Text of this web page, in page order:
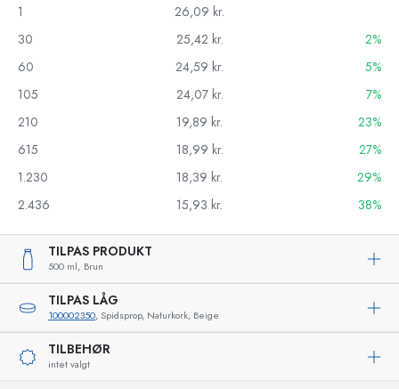
1
26,09 kr.
30
25,42 kr.
2%
60
24,59 kr.
5%
105
24,07 kr.
7%
210
19,89 kr.
23%
615
18,99 kr.
27%
1.230
18,39 kr.
29%
2.436
15,93 kr. 38%
TILPAS PRODUKT
500 ml, Brun
TILPAS LÅG
100002350, Spidsprop, Naturkork, Beige
TILBEHØR
intet valgt